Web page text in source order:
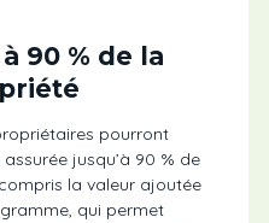
90 % de la
pourront
jusqu’à 90 % de
la valeur ajoutée
qui permet